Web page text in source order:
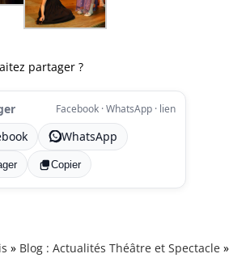
partager ?
Facebook · WhatsApp · lien
WhatsApp
Copier
» Blog : Actualités Théâtre et Spectacle »